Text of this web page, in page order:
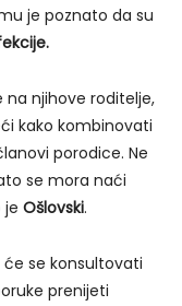
je poznato da su
na njihove roditelje,
kako kombinovati
porodice. Ne
se mora naći
je Ošlovski.
će se konsultovati
prenijeti